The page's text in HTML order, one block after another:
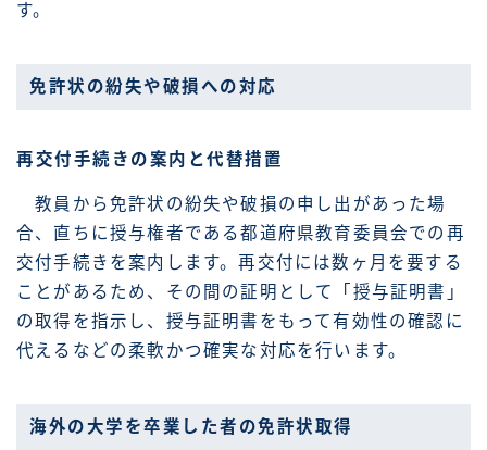
す。
免許状の紛失や破損への対応
再交付手続きの案内と代替措置
教員から免許状の紛失や破損の申し出があった場
合、直ちに授与権者である都道府県教育委員会での再
交付手続きを案内します。再交付には数ヶ月を要する
ことがあるため、その間の証明として「授与証明書」
の取得を指示し、授与証明書をもって有効性の確認に
代えるなどの柔軟かつ確実な対応を行います。
海外の大学を卒業した者の免許状取得